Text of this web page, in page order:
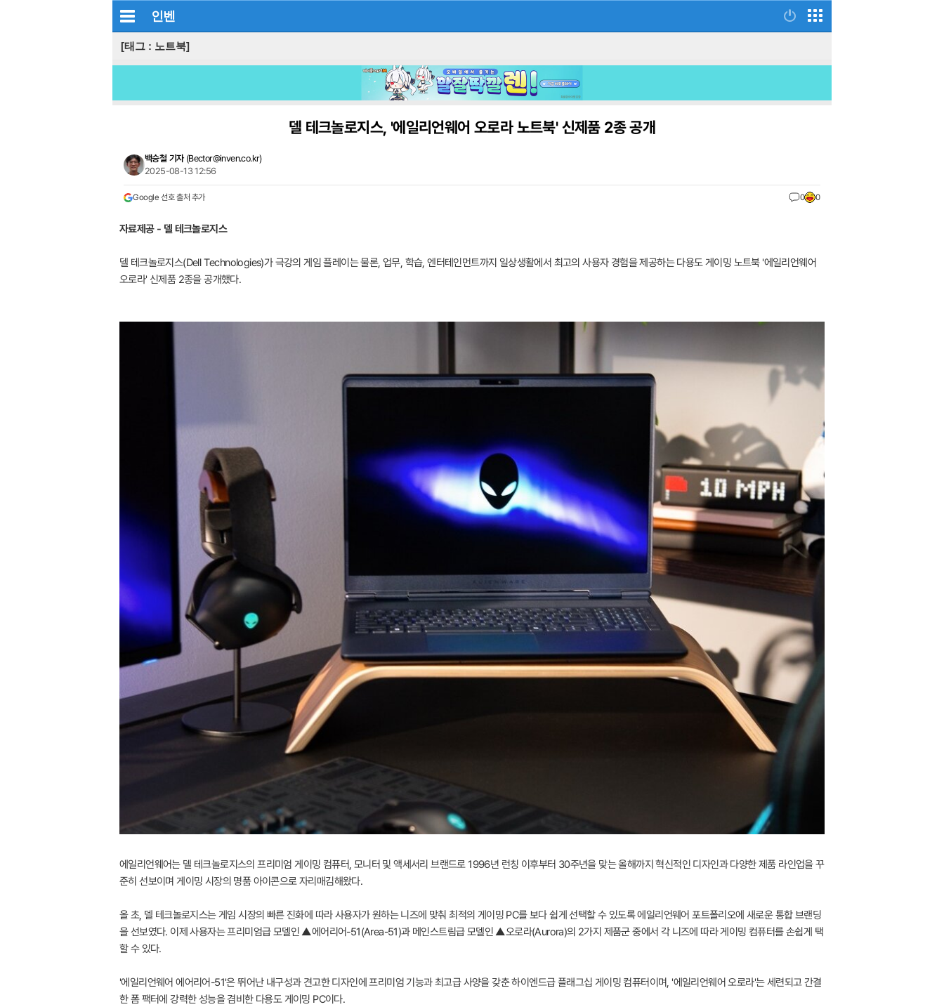
인벤
[태그 : 노트북]
델 테크놀로지스, '에일리언웨어 오로라 노트북' 신제품 2종 공개
백승철 기자 (Bector@inven.co.kr)
2025-08-13 12:56
Google 선호 출처 추가 0 0
자료제공 - 델 테크놀로지스
델 테크놀로지스(Dell Technologies)가 극강의 게임 플레이는 물론, 업무, 학습, 엔터테인먼트까지 일상생활에서 최고의 사용자 경험을 제공하는 다용도 게이밍 노트북 '에일리언웨어
오로라' 신제품 2종을 공개했다.
에일리언웨어는 델 테크놀로지스의 프리미엄 게이밍 컴퓨터, 모니터 및 액세서리 브랜드로 1996년 런칭 이후부터 30주년을 맞는 올해까지 혁신적인 디자인과 다양한 제품 라인업을 꾸
준히 선보이며 게이밍 시장의 명품 아이콘으로 자리매김해왔다.
올 초, 델 테크놀로지스는 게임 시장의 빠른 진화에 따라 사용자가 원하는 니즈에 맞춰 최적의 게이밍 PC를 보다 쉽게 선택할 수 있도록 에일리언웨어 포트폴리오에 새로운 통합 브랜딩
을 선보였다. 이제 사용자는 프리미엄급 모델인 ▲에어리어-51(Area-51)과 메인스트림급 모델인 ▲오로라(Aurora)의 2가지 제품군 중에서 각 니즈에 따라 게이밍 컴퓨터를 손쉽게 택
할 수 있다.
'에일리언웨어 에어리어-51'은 뛰어난 내구성과 견고한 디자인에 프리미엄 기능과 최고급 사양을 갖춘 하이엔드급 플래그십 게이밍 컴퓨터이며, '에일리언웨어 오로라'는 세련되고 간결
한 폼 팩터에 강력한 성능을 겸비한 다용도 게이밍 PC이다.